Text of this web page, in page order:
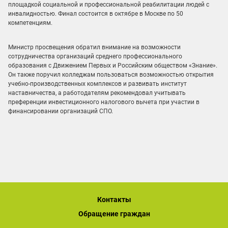
площадкой социальной и профессиональной реабилитации людей с
инвалидностью. Финал состоится в октябре в Москве по 50
компетенциям.
Министр просвещения обратил внимание на возможности
сотрудничества организаций среднего профессионального
образования с Движением Первых и Российским обществом «Знание».
Он также поручил колледжам пользоваться возможностью открытия
учебно-производственных комплексов и развивать институт
наставничества, а работодателям рекомендовал учитывать
преференции инвестиционного налогового вычета при участии в
финансировании организаций СПО.
Контакты
Обращение граждан